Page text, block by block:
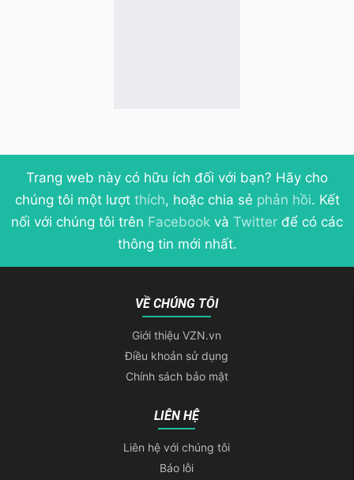
Trang web này có hữu ích đối với bạn? Hãy cho
chúng tôi một lượt thích, hoặc chia sẻ phản hồi. Kết
nối với chúng tôi trên Facebook và Twitter để có các
thông tin mới nhất.
VỀ CHÚNG TÔI
Giới thiệu VZN.vn
Điều khoản sử dụng
Chính sách bảo mật
LIÊN HỆ
Liên hệ với chúng tôi
Báo lỗi